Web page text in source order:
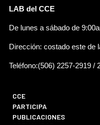
LAB del CCE
De lunes a sábado de
Dirección: costado este de
Teléfono:(506) 2257-2919 /
CCE
PARTICIPA
PUBLICACIONES